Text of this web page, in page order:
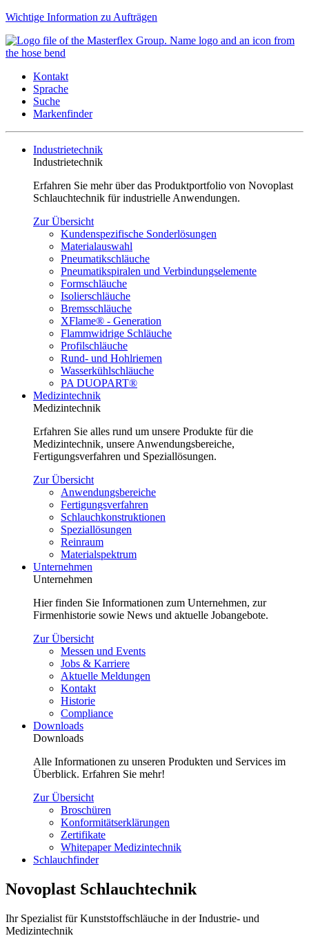
Wichtige Information zu Aufträgen
Kontakt
Sprache
Suche
Markenfinder
Industrietechnik
Industrietechnik
Erfahren Sie mehr über das Produktportfolio von Novoplast
Schlauchtechnik für industrielle Anwendungen.
Zur Übersicht
Kundenspezifische Sonderlösungen
Materialauswahl
Pneumatikschläuche
Pneumatikspiralen und Verbindungselemente
Formschläuche
Isolierschläuche
Bremsschläuche
XFlame® - Generation
Flammwidrige Schläuche
Profilschläuche
Rund- und Hohlriemen
Wasserkühlschläuche
PA DUOPART®
Medizintechnik
Medizintechnik
Erfahren Sie alles rund um unsere Produkte für die
Medizintechnik, unsere Anwendungsbereiche,
Fertigungsverfahren und Speziallösungen.
Zur Übersicht
Anwendungsbereiche
Fertigungsverfahren
Schlauchkonstruktionen
Speziallösungen
Reinraum
Materialspektrum
Unternehmen
Unternehmen
Hier finden Sie Informationen zum Unternehmen, zur
Firmenhistorie sowie News und aktuelle Jobangebote.
Zur Übersicht
Messen und Events
Jobs & Karriere
Aktuelle Meldungen
Kontakt
Historie
Compliance
Downloads
Downloads
Alle Informationen zu unseren Produkten und Services im
Überblick. Erfahren Sie mehr!
Zur Übersicht
Broschüren
Konformitätserklärungen
Zertifikate
Whitepaper Medizintechnik
Schlauchfinder
Novoplast Schlauchtechnik
Ihr Spezialist für Kunststoffschläuche in der Industrie- und
Medizintechnik